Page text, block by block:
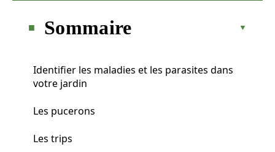
Sommaire
Identifier les maladies et les parasites dans
votre jardin
Les pucerons
Les trips